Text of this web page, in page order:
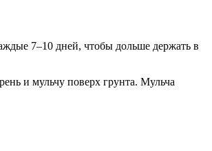
7–10 дней, чтобы дольше держать в
и мульчу поверх грунта. Мульча